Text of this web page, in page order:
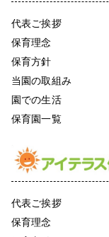
代表ご挨拶
保育理念
保育方針
当園の取組み
園での生活
保育園一覧
代表ご挨拶
保育理念